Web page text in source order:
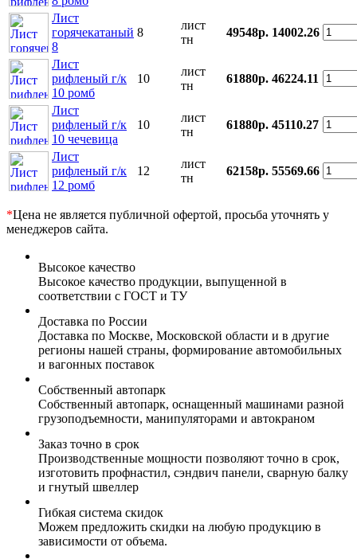
Лист
горячекатаный
8
8
лист
тн
49548р. 14002.26
Лист
рифленый г/к
10 ромб
10
лист
тн
61880р. 46224.11
Лист
рифленый г/к
10 чечевица
10
лист
тн
61880р. 45110.27
Лист
рифленый г/к
12 ромб
12
лист
тн
62158р. 55569.66
*Цена не является публичной офертой, просьба уточнять у
менеджеров сайта.
Высокое качество
Высокое качество продукции, выпущенной в
соответствии с ГОСТ и ТУ
Доставка по России
Доставка по Москве, Московской области и в другие
регионы нашей страны, формирование автомобильных
и вагонных поставок
Собственный автопарк
Собственный автопарк, оснащенный машинами разной
грузоподъемности, манипуляторами и автокраном
Заказ точно в срок
Производственные мощности позволяют точно в срок,
изготовить профнастил, сэндвич панели, сварную балку
и гнутый швеллер
Гибкая система скидок
Можем предложить скидки на любую продукцию в
зависимости от объема.